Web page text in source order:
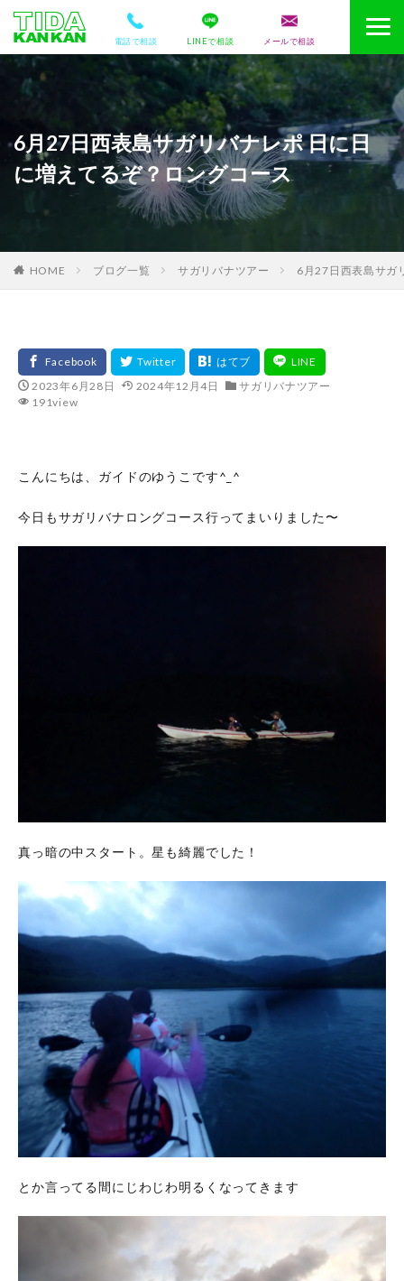
電話で相談 LINEで相談 メールで相談
6月27日西表島サガリバナレポ 日に日
に増えてるぞ？ロングコース
HOME ブログ一覧 サガリバナツアー 6月27日西表島サガ
2023年6月28日 2024年12月4日
サガリバナツアー
191view
こんにちは、ガイドのゆうこです^_^
今日もサガリバナロングコース行ってまいりました〜
真っ暗の中スタート。星も綺麗でした！
とか言ってる間にじわじわ明るくなってきます